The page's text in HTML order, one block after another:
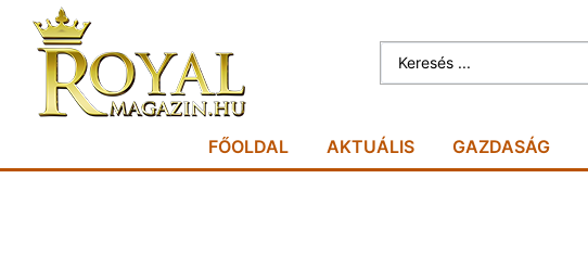
FŐOLDAL AKTUÁLIS GAZDASÁG